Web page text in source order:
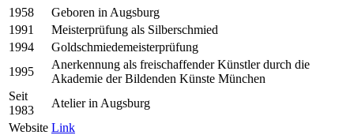
1958
Geboren in Augsburg
1991
Meisterprüfung als Silberschmied
1994
Goldschmiedemeisterprüfung
1995
Anerkennung als freischaffender Künstler durch die
Akademie der Bildenden Künste München
Seit
1983
Atelier in Augsburg
Website Link